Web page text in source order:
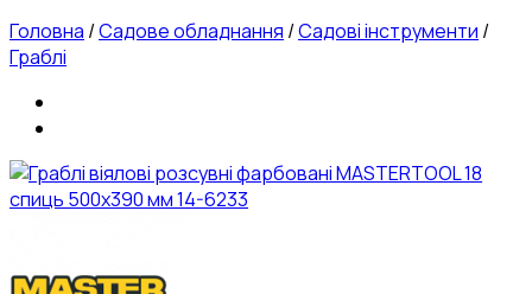
Головна /Садове обладнання /Садові інструменти /
Граблі